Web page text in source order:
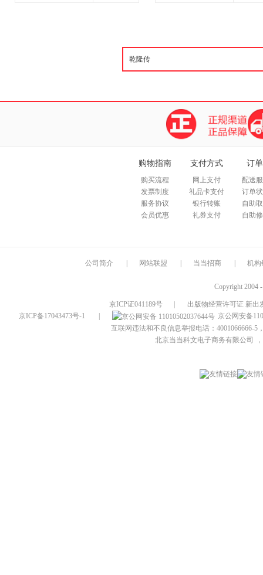
购物指南
购买流程
发票制度
服务协议
会员优惠
支付方式
网上支付
礼品卡支付
银行转账
礼券支付
订
配送
订单
自助
自助
公司简介 网站联盟 当当招商 机构
Copyright 2004
京ICP证041189号
出版物经营许可证 新出
京ICP备17043473号-1
京公网安备
互联网违法和不良信息举报电话：4001066666-5
北京当当科文电子商务有限公司